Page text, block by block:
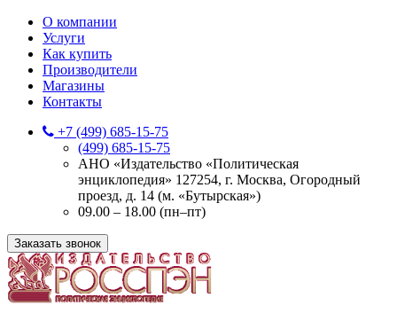
О компании
Услуги
Как купить
Производители
Магазины
Контакты
+7 (499) 685-15-75
(499) 685-15-75
АНО «Издательство «Политическая
энциклопедия» 127254, г. Москва, Огородный
проезд, д. 14 (м. «Бутырская»)
09.00 – 18.00 (пн–пт)
Заказать звонок